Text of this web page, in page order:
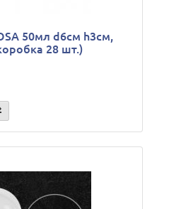
50мл d6см h3см,
28 шт.)